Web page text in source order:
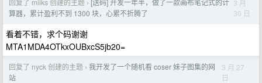
回复了 milks 创建的主题 › [送码] 开发一年半，做了一款画布笔记式的计
算器，累计盈利不到 1300 块，心累不折腾了
3 月
30 日
看着不错，求个码谢谢
MTA1MDA4OTkxOUBxcS5jb20=
回复了 nyck 创建的主题 › 我开发了一个随机看 coser 妹子图集的网
站
3 月 27
日